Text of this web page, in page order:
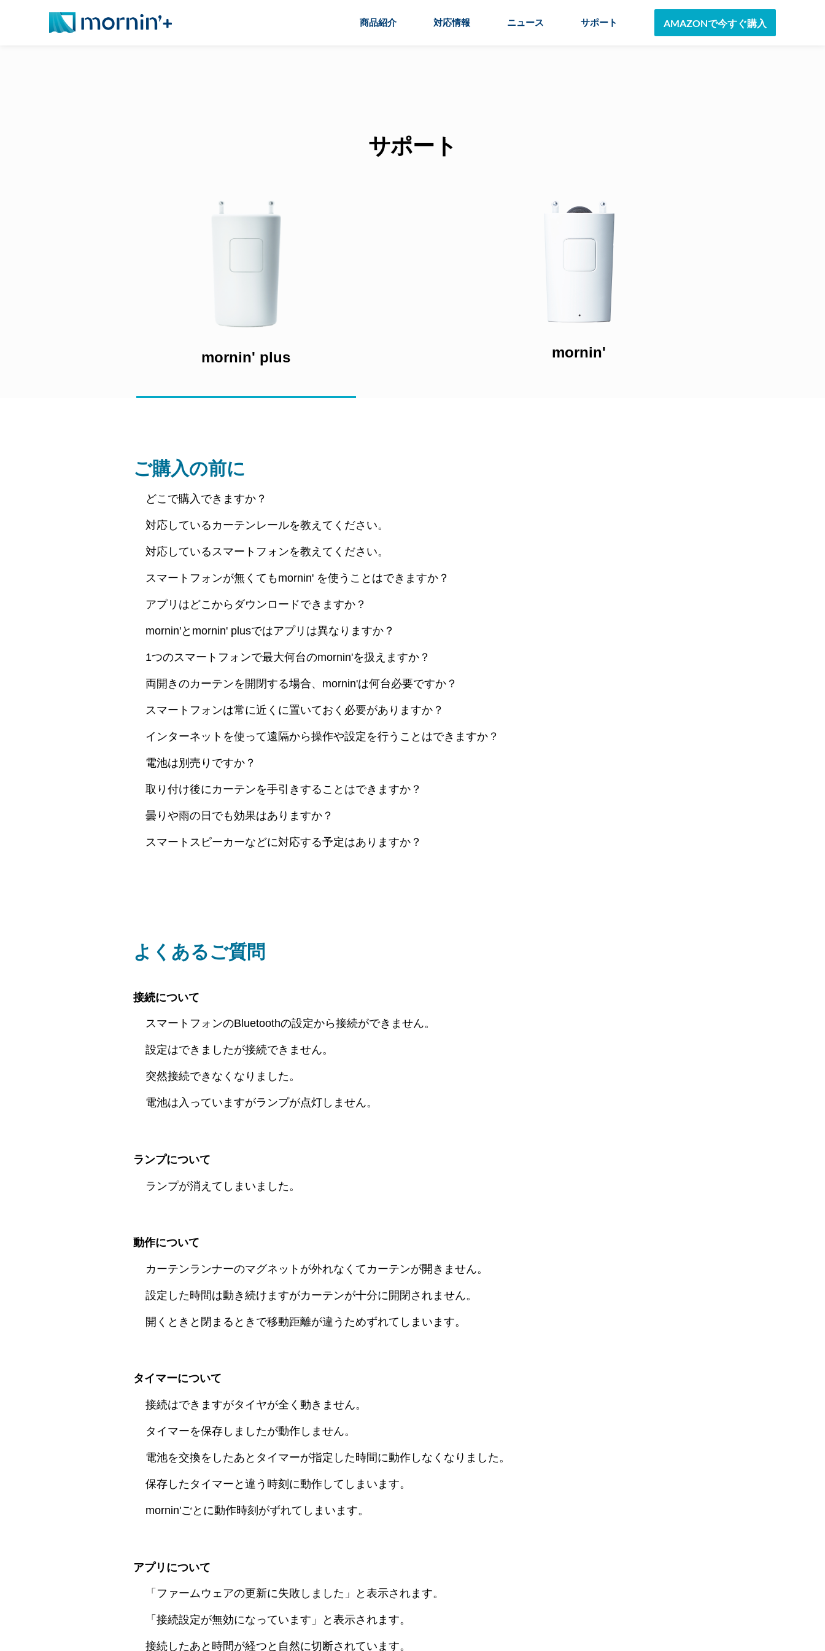
商品紹介 対応情報 ニュース サポート AMAZONで今すぐ購入
サポート
mornin' plus mornin'
ご購入の前に
どこで購入できますか？
対応しているカーテンレールを教えてください。
対応しているスマートフォンを教えてください。
スマートフォンが無くてもmornin' を使うことはできますか？
アプリはどこからダウンロードできますか？
mornin'とmornin' plusではアプリは異なりますか？
1つのスマートフォンで最大何台のmornin'を扱えますか？
両開きのカーテンを開閉する場合、mornin'は何台必要ですか？
スマートフォンは常に近くに置いておく必要がありますか？
インターネットを使って遠隔から操作や設定を行うことはできますか？
電池は別売りですか？
取り付け後にカーテンを手引きすることはできますか？
曇りや雨の日でも効果はありますか？
スマートスピーカーなどに対応する予定はありますか？
よくあるご質問
接続について
スマートフォンのBluetoothの設定から接続ができません。
設定はできましたが接続できません。
突然接続できなくなりました。
電池は入っていますがランプが点灯しません。
ランプについて
ランプが消えてしまいました。
動作について
カーテンランナーのマグネットが外れなくてカーテンが開きません。
設定した時間は動き続けますがカーテンが十分に開閉されません。
開くときと閉まるときで移動距離が違うためずれてしまいます。
タイマーについて
接続はできますがタイヤが全く動きません。
タイマーを保存しましたが動作しません。
電池を交換をしたあとタイマーが指定した時間に動作しなくなりました。
保存したタイマーと違う時刻に動作してしまいます。
mornin'ごとに動作時刻がずれてしまいます。
アプリについて
「ファームウェアの更新に失敗しました」と表示されます。
「接続設定が無効になっています」と表示されます。
接続したあと時間が経つと自然に切断されています。